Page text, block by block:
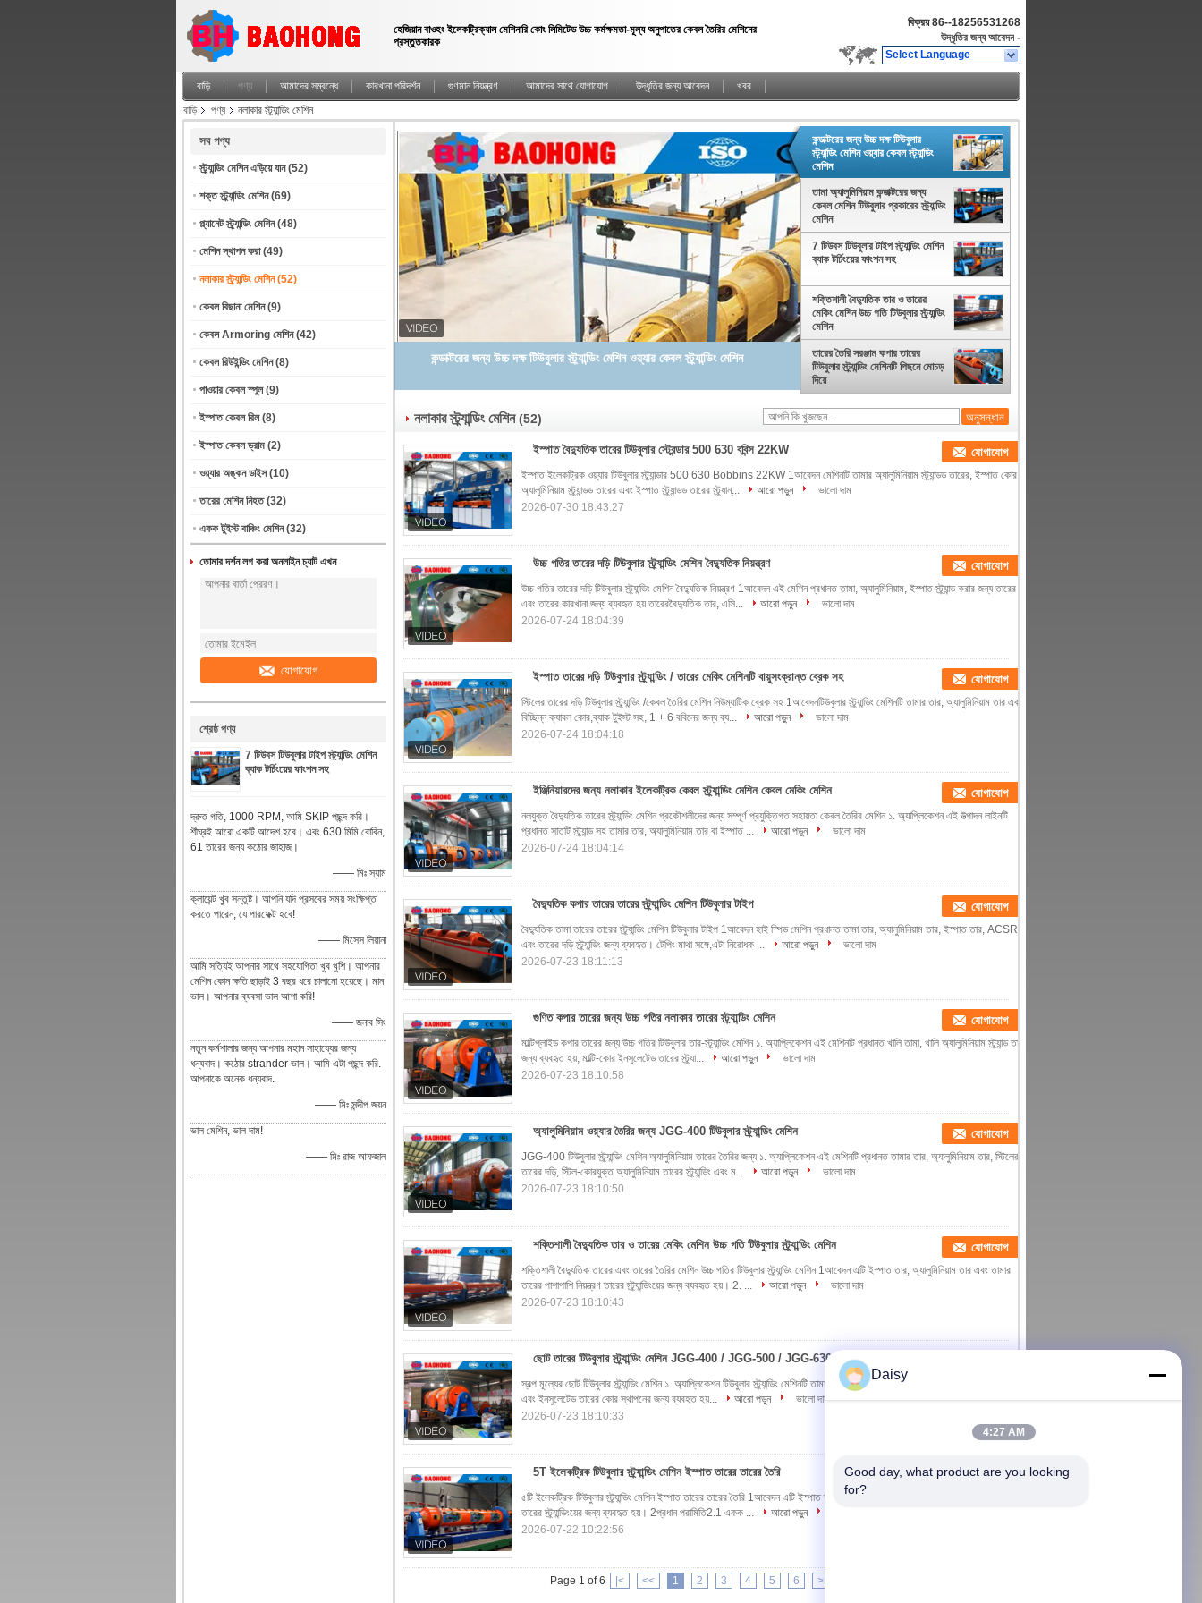
হেজিয়ান বাওহং ইলেকট্রিক্যাল মেশিনারি কোং লিমিটেড উচ্চ কর্মক্ষমতা-মূল্য অনুপাতের কেবল তৈরির মেশিনের
প্রস্তুতকারক
বিক্রয়86--18256531268
উদ্ধৃতির জন্য আবেদন -
Select Language
বাড়ি পণ্য আমাদের সম্বন্ধে কারখানা পরিদর্শন গুণমান নিয়ন্ত্রণ আমাদের সাথে যোগাযোগ উদ্ধৃতির জন্য আবেদন
খবর
বাড়ি
পণ্য নলাকার স্ট্র্যান্ডিং মেশিন
সব পণ্য
স্ট্র্যান্ডিং মেশিন এড়িয়ে যান (52)
শক্ত স্ট্র্যান্ডিং মেশিন (69)
প্ল্যানেট স্ট্র্যান্ডিং মেশিন (48)
মেশিন স্থাপন করা (49)
নলাকার স্ট্র্যান্ডিং মেশিন (52)
কেবল বিছানা মেশিন (9)
কেবল Armoring মেশিন (42)
কেবল রিউইন্ডিং মেশিন (8)
পাওয়ার কেবল স্পুল (9)
ইস্পাত কেবল রিল (8)
ইস্পাত কেবল ড্রাম (2)
ওয়্যার অঙ্কন ডাইস (10)
তারের মেশিন নিহত (32)
একক টুইস্ট বাঞ্চিং মেশিন (32)
তোমার দর্শন লগ করা অনলাইন চ্যাট এখন
যোগাযোগ
শ্রেষ্ঠ পণ্য
7 টিউবস টিউবুলার টাইপ স্ট্র্যান্ডিং মেশিন
ব্যাক টর্চিংয়ের ফাংশন সহ
দ্রুত গতি, 1000 RPM, আমি SKIP পছন্দ করি।
শীঘ্রই আরো একটি আদেশ হবে। এবং 630 মিমি বোবিন,
61 তারের জন্য কঠোর জাহাজ।
—— মিঃ স্যাম
ক্লায়েন্ট খুব সন্তুষ্ট। আপনি যদি প্রসবের সময় সংক্ষিপ্ত
করতে পারেন, যে পারফেক্ট হবে!
—— মিসেস লিয়ানা
আমি সত্যিই আপনার সাথে সহযোগিতা খুব খুশি। আপনার
মেশিন কোন ক্ষতি ছাড়াই 3 বছর ধরে চালানো হয়েছে। মান
ভাল। আপনার ব্যবসা ভাল আশা করি!
—— জনাব সিং
নতুন কর্মশালার জন্য আপনার মহান সাহায্যের জন্য
ধন্যবাদ। কঠোর strander ভাল। আমি এটা পছন্দ করি.
আপনাকে অনেক ধন্যবাদ.
—— মিঃ সন্দীপ জয়ন
ভাল মেশিন, ভাল দাম!
—— মিঃ রাজ আফজাল
কন্ডাক্টরের জন্য উচ্চ দক্ষ টিউবুলার স্ট্র্যান্ডিং মেশিন ওয়্যার কেবল স্ট্র্যান্ডিং মেশিন
কন্ডাক্টরের জন্য উচ্চ দক্ষ টিউবুলার
স্ট্র্যান্ডিং মেশিন ওয়্যার কেবল স্ট্র্যান্ডিং
মেশিন
তামা অ্যালুমিনিয়াম কন্ডাক্টরের জন্য
কেবল মেশিন টিউবুলার প্রকারের স্ট্র্যান্ডিং
মেশিন
7 টিউবস টিউবুলার টাইপ স্ট্র্যান্ডিং মেশিন
ব্যাক টর্চিংয়ের ফাংশন সহ
শক্তিশালী বৈদ্যুতিক তার ও তারের
মেকিং মেশিন উচ্চ গতি টিউবুলার স্ট্র্যান্ডিং
মেশিন
তারের তৈরি সরঞ্জাম কপার তারের
টিউবুলার স্ট্র্যান্ডিং মেশিনটি পিছনে মোচড়
দিয়ে
নলাকার স্ট্র্যান্ডিং মেশিন (52)
ইস্পাত বৈদ্যুতিক তারের টিউবুলার স্ট্রেন্ডার 500 630 ববিন্স 22KW যোগাযোগ
ইস্পাত ইলেকট্রিক ওয়্যার টিউবুলার স্ট্র্যান্ডার 500 630 Bobbins 22KW 1আবেদন মেশিনটি তামার অ্যালুমিনিয়াম স্ট্র্যান্ডড তারের, ইস্পাত কোর
অ্যালুমিনিয়াম স্ট্র্যান্ডড তারের এবং ইস্পাত স্ট্র্যান্ডড তারের স্ট্র্যান্...
আরো পড়ুন
ভালো দাম
2026-07-30 18:43:27
উচ্চ গতির তারের দড়ি টিউবুলার স্ট্র্যান্ডিং মেশিন বৈদ্যুতিক নিয়ন্ত্রণ যোগাযোগ
উচ্চ গতির তারের দড়ি টিউবুলার স্ট্র্যান্ডিং মেশিন বৈদ্যুতিক নিয়ন্ত্রণ 1আবেদন এই মেশিন প্রধানত তামা, অ্যালুমিনিয়াম, ইস্পাত স্ট্র্যান্ড করার জন্য তারের
এবং তারের কারখানা জন্য ব্যবহৃত হয় তারেরবৈদ্যুতিক তার, এসি...
আরো পড়ুন
ভালো দাম
2026-07-24 18:04:39
ইস্পাত তারের দড়ি টিউবুলার স্ট্র্যান্ডিং / তারের মেকিং মেশিনটি বায়ুসংক্রান্ত ব্রেক সহ যোগাযোগ
স্টিলের তারের দড়ি টিউবুলার স্ট্র্যান্ডিং /কেবল তৈরির মেশিন নিউম্যাটিক ব্রেক সহ 1আবেদনটিউবুলার স্ট্র্যান্ডিং মেশিনটি তামার তার, অ্যালুমিনিয়াম তার এবং
বিচ্ছিন্ন ক্যাবল কোর,ব্যাক টুইস্ট সহ, 1 + 6 ববিনের জন্য ব্য...
আরো পড়ুন
ভালো দাম
2026-07-24 18:04:18
ইঞ্জিনিয়ারদের জন্য নলাকার ইলেকট্রিক কেবল স্ট্র্যান্ডিং মেশিন কেবল মেকিং মেশিন যোগাযোগ
নলযুক্ত বৈদ্যুতিক তারের স্ট্র্যান্ডিং মেশিন প্রকৌশলীদের জন্য সম্পূর্ণ প্রযুক্তিগত সহায়তা কেবল তৈরির মেশিন ১. অ্যাপ্লিকেশন এই উত্পাদন লাইনটি
প্রধানত সাতটি স্ট্র্যান্ড সহ তামার তার, অ্যালুমিনিয়াম তার বা ইস্পাত ...
আরো পড়ুন
ভালো দাম
2026-07-24 18:04:14
বৈদ্যুতিক কপার তারের তারের স্ট্র্যান্ডিং মেশিন টিউবুলার টাইপ যোগাযোগ
বৈদ্যুতিক তামা তারের তারের স্ট্র্যান্ডিং মেশিন টিউবুলার টাইপ 1আবেদন হাই স্পিড মেশিন প্রধানত তামা তার, অ্যালুমিনিয়াম তার, ইস্পাত তার, ACSR
এবং তারের দড়ি স্ট্র্যান্ডিং জন্য ব্যবহৃত। টেপিং মাথা সঙ্গে,এটা নিরোধক ...
আরো পড়ুন
ভালো দাম
2026-07-23 18:11:13
গুণিত কপার তারের জন্য উচ্চ গতির নলাকার তারের স্ট্র্যান্ডিং মেশিন যোগাযোগ
মাল্টিপ্লাইড কপার তারের জন্য উচ্চ গতির টিউবুলার তার-স্ট্র্যান্ডিং মেশিন​ ১. অ্যাপ্লিকেশন এই মেশিনটি প্রধানত খালি তামা, খালি অ্যালুমিনিয়াম স্ট্র্যান্ড তারের
জন্য ব্যবহৃত হয়, মাল্টি-কোর ইনসুলেটেড তারের স্ট্র্যা...
আরো পড়ুন
ভালো দাম
2026-07-23 18:10:58
অ্যালুমিনিয়াম ওয়্যার তৈরির জন্য JGG-400 টিউবুলার স্ট্র্যান্ডিং মেশিন যোগাযোগ
JGG-400 টিউবুলার স্ট্র্যান্ডিং মেশিন অ্যালুমিনিয়াম তারের তৈরির জন্য ১. অ্যাপ্লিকেশন এই মেশিনটি প্রধানত তামার তার, অ্যালুমিনিয়াম তার, স্টিলের
তারের দড়ি, স্টিল-কোরযুক্ত অ্যালুমিনিয়াম তারের স্ট্র্যান্ডিং এবং ম...
আরো পড়ুন
ভালো দাম
2026-07-23 18:10:50
শক্তিশালী বৈদ্যুতিক তার ও তারের মেকিং মেশিন উচ্চ গতি টিউবুলার স্ট্র্যান্ডিং মেশিন যোগাযোগ
শক্তিশালী বৈদ্যুতিক তারের এবং তারের তৈরির মেশিন উচ্চ গতির টিউবুলার স্ট্র্যান্ডিং মেশিন 1আবেদন এটি ইস্পাত তার, অ্যালুমিনিয়াম তার এবং তামার
তারের পাশাপাশি নিয়ন্ত্রণ তারের স্ট্র্যান্ডিংয়ের জন্য ব্যবহৃত হয়। 2. ...
আরো পড়ুন
ভালো দাম
2026-07-23 18:10:43
ছোট তারের টিউবুলার স্ট্র্যান্ডিং মেশিন JGG-400 / JGG-500 / JGG-630
স্বল্প মূল্যের ছোট টিউবুলার স্ট্র্যান্ডিং মেশিন ১. অ্যাপ্লিকেশন টিউবুলার স্ট্র্যান্ডিং মেশিনটি তামার তার, অ্যালুমিনিয়াম তার, গ্যালভানাইজড নরম তার স্ট্র্যান্ডিং
এবং ইনসুলেটেড তারের কোর স্থাপনের জন্য ব্যবহৃত হয়...
আরো পড়ুন
ভালো দাম
2026-07-23 18:10:33
5T ইলেকট্রিক টিউবুলার স্ট্র্যান্ডিং মেশিন ইস্পাত তারের তারের তৈরি যোগাযোগ
৫টি ইলেকট্রিক টিউবুলার স্ট্র্যান্ডিং মেশিন ইস্পাত তারের তারের তৈরি 1আবেদন এটি ইস্পাত তার, অ্যালুমিনিয়াম তার এবং তামার তারের পাশাপাশি নিয়ন্ত্রণ
তারের স্ট্র্যান্ডিংয়ের জন্য ব্যবহৃত হয়। 2প্রধান পরামিতি2.1 একক ...
আরো পড়ুন
2026-07-22 10:22:56
Page 1 of 6 |< << 1 2 3 4 5 6 >>
Daisy
4:27 AM
Good day, what product are you looking
for?